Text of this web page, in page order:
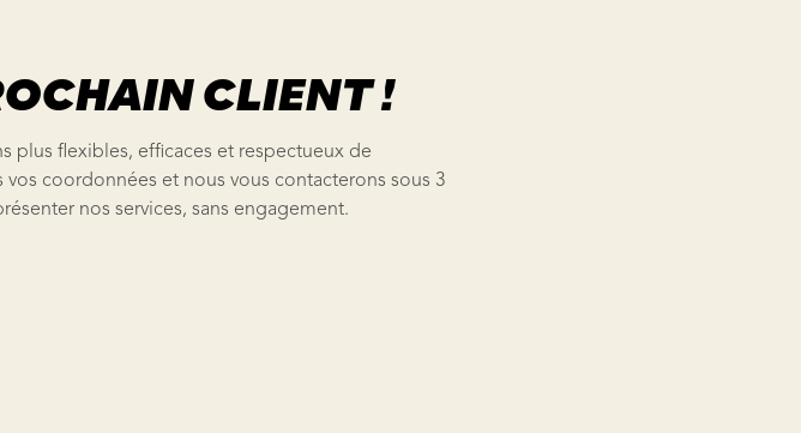
CLIENT !
plus flexibles, efficaces et respectueux de
vos coordonnées et nous vous contacterons sous 3
nos services, sans engagement.